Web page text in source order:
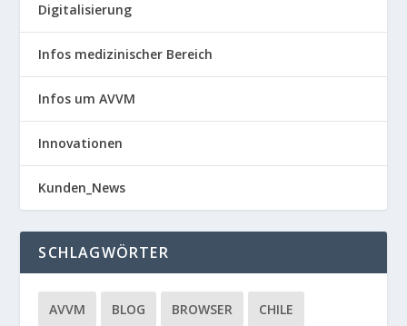
Digitalisierung
Infos medizinischer Bereich
Infos um AVVM
Innovationen
Kunden_News
SCHLAGWÖRTER
AVVM BLOG BROWSER CHILE